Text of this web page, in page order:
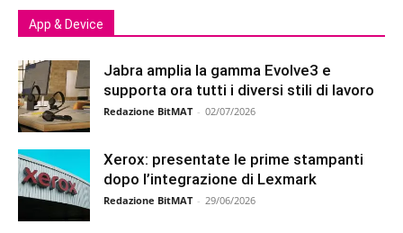
App & Device
Jabra amplia la gamma Evolve3 e
supporta ora tutti i diversi stili di lavoro
Redazione BitMAT - 02/07/2026
Xerox: presentate le prime stampanti
dopo l’integrazione di Lexmark
Redazione BitMAT - 29/06/2026